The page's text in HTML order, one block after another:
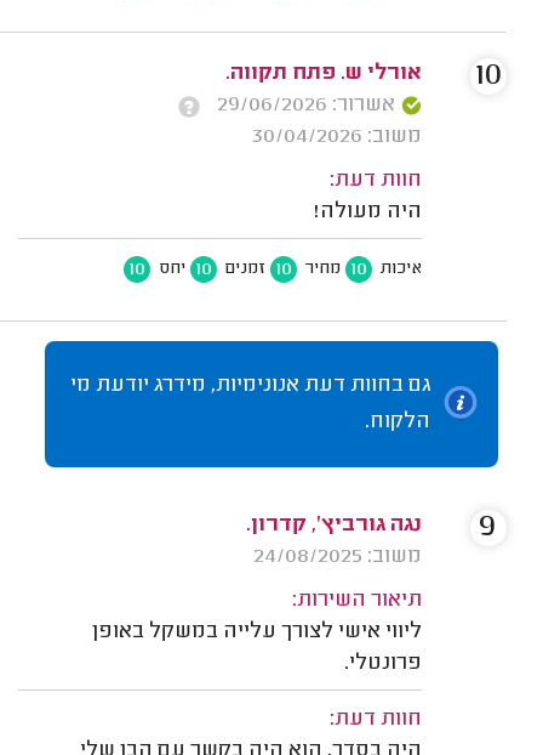
אורלי ש. פתח תקווה.
אשרור: 29/06/2026
משוב: 30/04/2026
חוות דעת:
היה מעולה!
איכות 10 מחיר 10 זמנים 10 יחס 10
10
גם בחוות דעת אנונימיות, מידרג יודעת מי
הלקוח.
נגה גורביץ', קדרון.
משוב: 24/08/2025
תיאור השירות:
ליווי אישי לצורך עלייה במשקל באופן
פרונטלי.
חוות דעת:
9